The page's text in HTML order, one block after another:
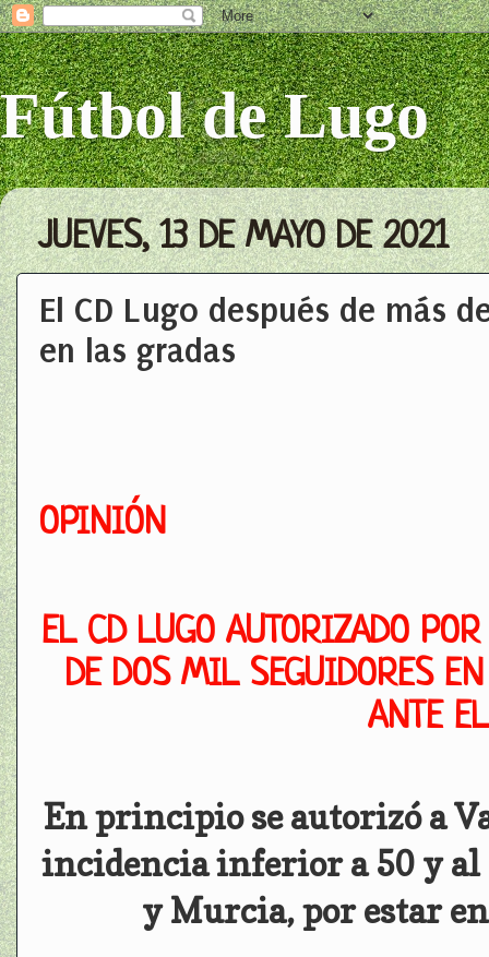
Fútbol de Lugo
JUEVES, 13 DE MAYO DE 2021
El CD Lugo después de más
en las gradas
OPINIÓN
EL CD LUGO AUTORIZADO
DE DOS MIL SEGUIDORES
ANTE
En principio se autorizó a
incidencia inferior a 50 y al
y Murcia, por estar